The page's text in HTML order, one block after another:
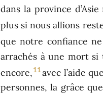
dans la province
plus si nous allions
que notre confiance
arrachés à une mort si
encore, 11 avec l’aide
personnes, la grâce